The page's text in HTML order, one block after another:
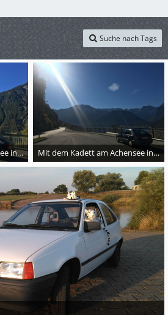
Suche nach Tags
Mit dem Kadett am Achensee in Tirol Mit dem Kadett am Achensee in Tirol